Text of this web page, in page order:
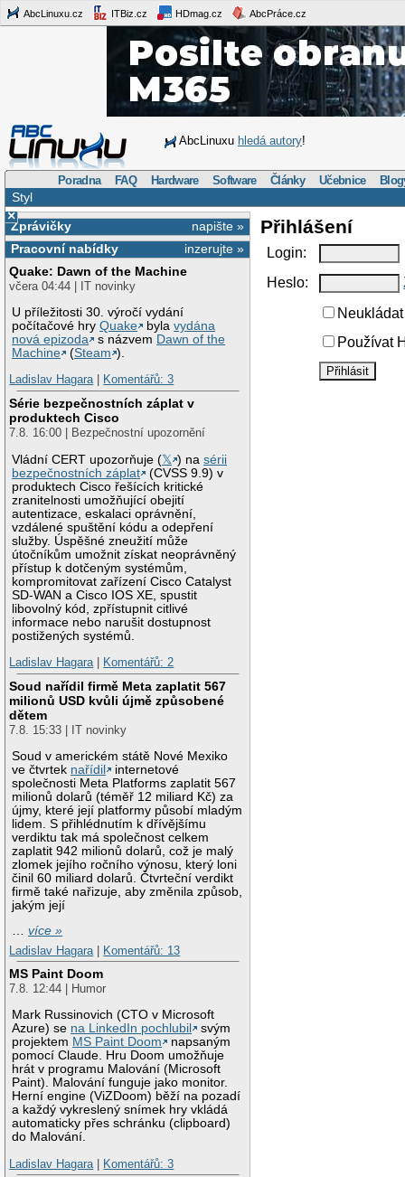
AbcLinuxu.cz ITBiz.cz HDmag.cz AbcPráce.cz
AbcLinuxu hledá autory!
Poradna FAQ Hardware Software Články Učebnice
Styl
×
napište »
Zprávičky
inzerujte »
Pracovní nabídky
Quake: Dawn of the Machine
včera 04:44 | IT novinky
U příležitosti 30. výročí vydání
počítačové hryQuake bylavydána
nová epizoda
s názvem Dawn of the
Machine
(Steam ).
Ladislav Hagara| Komentářů: 3
Série bezpečnostních záplat v
produktech Cisco
7.8. 16:00 | Bezpečnostní upozornění
Vládní CERT upozorňuje (𝕏 ) nasérii
bezpečnostních záplat
(CVSS 9.9) v
produktech Cisco řešících kritické
zranitelnosti umožňující obejití
autentizace, eskalaci oprávnění,
vzdálené spuštění kódu a odepření
služby. Úspěšné zneužití může
útočníkům umožnit získat neoprávněný
přístup k dotčeným systémům,
kompromitovat zařízení Cisco Catalyst
SD-WAN a Cisco IOS XE, spustit
libovolný kód, zpřístupnit citlivé
informace nebo narušit dostupnost
postižených systémů.
Ladislav Hagara| Komentářů: 2
Soud nařídil firmě Meta zaplatit 567
milionů USD kvůli újmě způsobené
dětem
7.8. 15:33 | IT novinky
Soud v americkém státě Nové Mexiko
ve čtvrtek nařídil
internetové
společnosti Meta Platforms zaplatit 567
milionů dolarů (téměř 12 miliard Kč) za
újmy, které její platformy působí mladým
lidem. S přihlédnutím k dřívějšímu
verdiktu tak má společnost celkem
zaplatit 942 milionů dolarů, což je malý
zlomek jejího ročního výnosu, který loni
činil 60 miliard dolarů. Čtvrteční verdikt
firmě také nařizuje, aby změnila způsob,
jakým její
…více »
Ladislav Hagara
Komentářů: 13
MS Paint Doom
7.8. 12:44 | Humor
Mark Russinovich (CTO v Microsoft
Azure) se na LinkedIn pochlubil
svým
projektem MS Paint Doom
napsaným
pomocí Claude. Hru Doom umožňuje
hrát v programu Malování (Microsoft
Paint). Malování funguje jako monitor.
Herní engine (ViZDoom) běží na pozadí
a každý vykreslený snímek hry vkládá
automaticky přes schránku (clipboard)
do Malování.
Ladislav Hagara
Komentářů: 3
Přihlášení
Login:
Heslo:
Používat